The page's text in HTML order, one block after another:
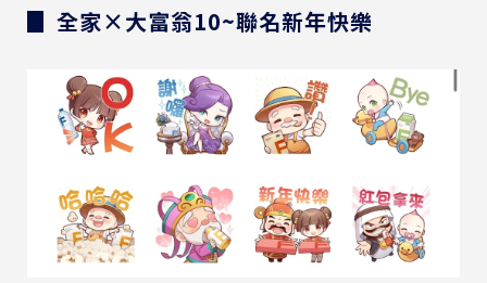
▊ 全家×大富翁10~聯名新年快樂